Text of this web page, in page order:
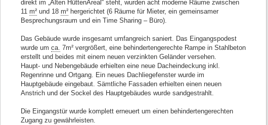
direkt im „Alten HüttenAreal“ steht, wurden acht moderne Räume zwischen
11 m²und 18 m²hergerichtet (6 Räume für Mieter, ein gemeinsamer
Besprechungsraum und ein Time Sharing – Büro).
Das Gebäude wurde insgesamt umfangreich saniert. Das Eingangspodest
wurde um ca. 7m² vergrößert, eine behindertengerechte Rampe in Stahlbeton
erstellt und beides mit einem neuen verzinkten Geländer versehen.
Haupt- und Nebengebäude erhielten eine neue Dacheindeckung inkl.
Regenrinne und Ortgang. Ein neues Dachliegefenster wurde im
Hauptgebäude eingebaut. Sämtliche Fassaden erhielten einen neuen
Anstrich und der Sockel des Hauptgebäudes wurde sandgestrahlt.
Die Eingangstür wurde komplett erneuert um einen behindertengerechten
Zugang zu gewährleisten.